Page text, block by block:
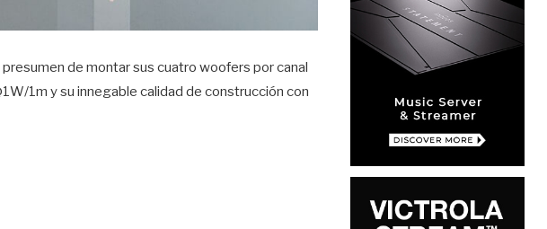
de montar sus cuatro woofers por canal
1m y su innegable calidad de construcción con